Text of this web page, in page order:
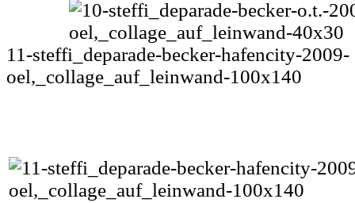
11-steffi_deparade-becker-hafencity-2009-
oel,_collage_auf_leinwand-100x140